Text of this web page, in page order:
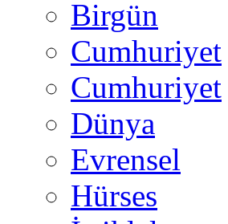
Birgün
Cumhuriyet
Cumhuriyet
Dünya
Evrensel
Hürses